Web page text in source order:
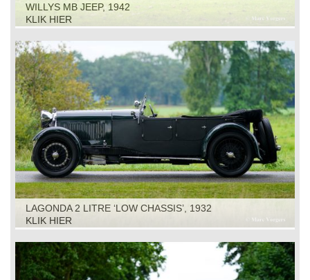
WILLYS MB JEEP, 1942
KLIK HIER
LAGONDA 2 LITRE ‘LOW CHASSIS’, 1932
KLIK HIER